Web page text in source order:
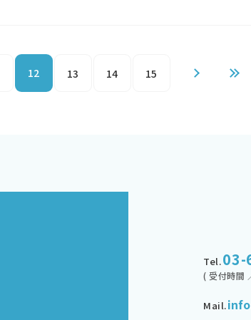
12 13 14 15
Tel.03-
( 受付時間
Mail.